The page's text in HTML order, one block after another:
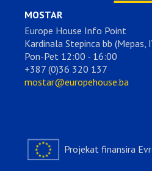
MOSTAR
Europe House Info Point
Kardinala Stepinca bb (Mepas,
Pon-Pet 12:00 - 16:00
+387 (0)36 320 137
mostar@europehouse.ba
Projekat finansira